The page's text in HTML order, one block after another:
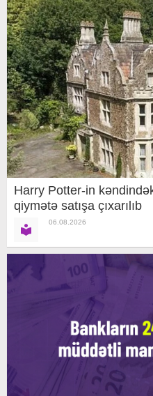
Harry Potter-in
qiymətə satışa çıxarılıb
06.08.2026